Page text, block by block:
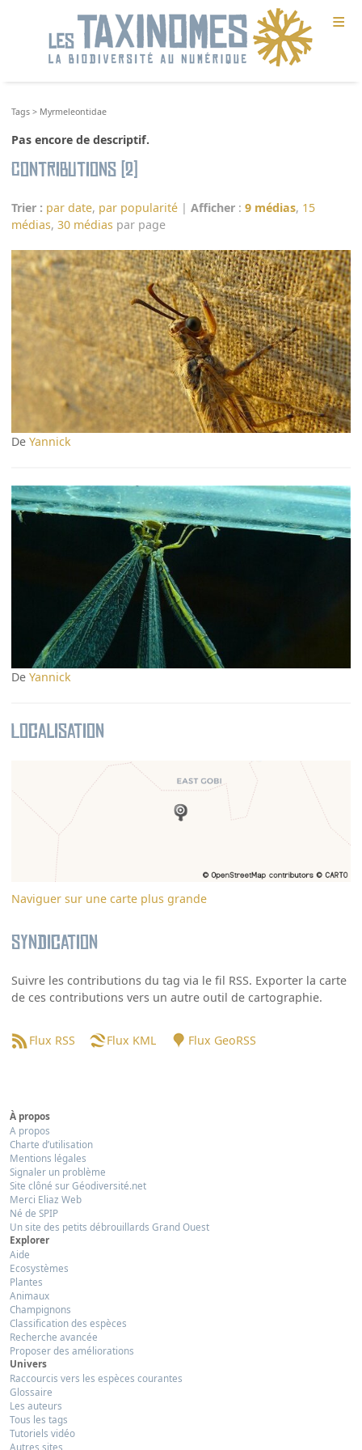
≡
Tags > Myrmeleontidae
Pas encore de descriptif.
Contributions (2)
Trier : par date, par popularité |Afficher :9 médias, 15
médias,30 médias par page
DeYannick
DeYannick
Localisation
Naviguer sur une carte plus grande
Syndication
Suivre les contributions du tag via le fil RSS. Exporter la carte
de ces contributions vers un autre outil de cartographie.
Flux RSS Flux KML Flux GeoRSS
À propos
A propos
Charte d’utilisation
Mentions légales
Signaler un problème
Site clôné sur Géodiversité.net
Merci Eliaz Web
Né de SPIP
Un site des petits débrouillards Grand Ouest
Explorer
Aide
Ecosystèmes
Plantes
Animaux
Champignons
Classification des espèces
Recherche avancée
Proposer des améliorations
Univers
Raccourcis vers les espèces courantes
Glossaire
Les auteurs
Tous les tags
Tutoriels vidéo
Autres sites